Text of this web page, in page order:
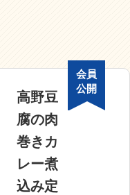
会員
公開
高野豆
腐の肉
巻きカ
レー煮
込み定